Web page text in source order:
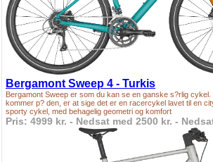
Bergamont Sweep 4 - Turkis
Bergamont Sweep er som du kan se en ganske s?rlig
kommer p? den, er at sige det er en racercykel lavet til en
sporty cykel, med behagelig geometri og komfort
Pris: 4999 kr. - Nedsat med 2500 kr. -